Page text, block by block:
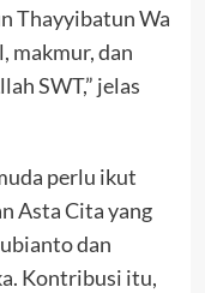
Thayyibatun Wa
makmur, dan
SWT,” jelas
perlu ikut
Asta Cita yang
dan
Kontribusi itu,